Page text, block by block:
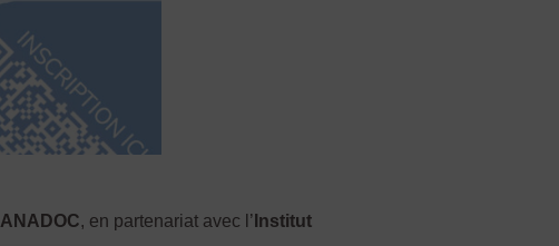
ANADOC, en partenariat avec l’ Institut